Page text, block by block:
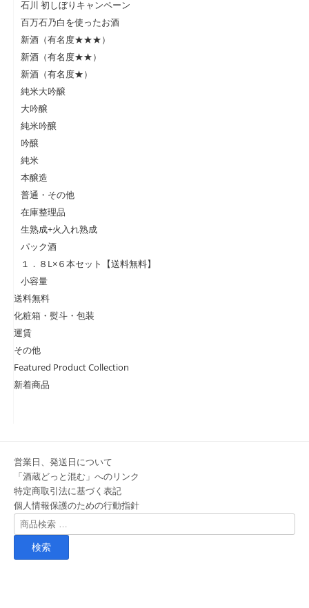
石川 初しぼりキャンペーン
百万石乃白を使ったお酒
新酒（有名度★★★）
新酒（有名度★★）
新酒（有名度★）
純米大吟醸
大吟醸
純米吟醸
吟醸
純米
本醸造
普通・その他
在庫整理品
生熟成+火入れ熟成
パック酒
１．８L×６本セット【送料無料】
小容量
送料無料
化粧箱・熨斗・包装
運賃
その他
Featured Product Collection
新着商品
営業日、発送日について
「酒蔵どっと混む」へのリンク
特定商取引法に基づく表記
個人情報保護のための行動指針
検
索
象: